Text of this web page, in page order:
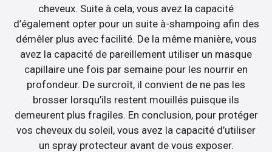
cheveux. Suite à cela, vous avez la capacité
d’également opter pour un suite à-shampoing afin des
démêler plus avec facilité. De la même manière, vous
avez la capacité de pareillement utiliser un masque
capillaire une fois par semaine pour les nourrir en
profondeur. De surcroît, il convient de ne pas les
brosser lorsqu’ils restent mouillés puisque ils
demeurent plus fragiles. En conclusion, pour protéger
vos cheveux du soleil, vous avez la capacité d’utiliser
un spray protecteur avant de vous exposer.